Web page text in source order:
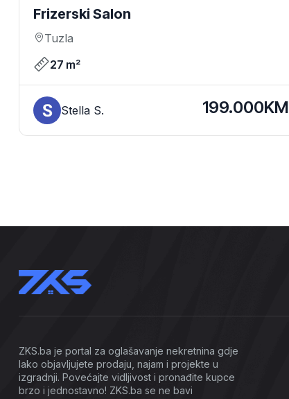
Frizerski Salon
Tuzla
27 m²
Stella S. 199.000KM
ZKS.ba je portal za oglašavanje nekretnina gdje
lako objavljujete prodaju, najam i projekte u
izgradnji. Povećajte vidljivost i pronađite kupce
brzo i jednostavno! ZKS.ba se ne bavi